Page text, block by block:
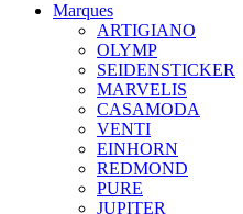
Marques
ARTIGIANO
OLYMP
SEIDENSTICKER
MARVELIS
CASAMODA
VENTI
EINHORN
REDMOND
PURE
JUPITER